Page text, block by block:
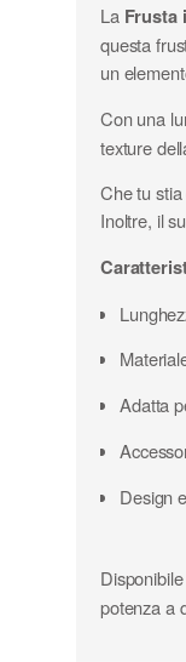
La Frusta
questa
un
Con una
texture
Che tu
Inoltre, il
Adatta
Design
potenza a